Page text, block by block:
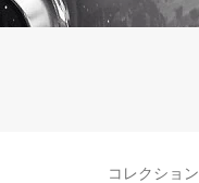
コレクション